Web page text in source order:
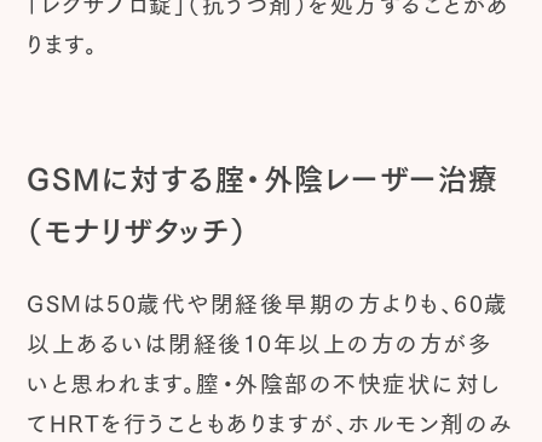
ります。
GSMに対する腟・外陰レーザー治療
（モナリザタッチ）
GSMは50歳代や閉経後早期の方よりも、60歳
以上あるいは閉経後10年以上の方の方が多
いと思われます。膣・外陰部の不快症状に対し
てHRTを行うこともありますが、ホルモン剤のみ